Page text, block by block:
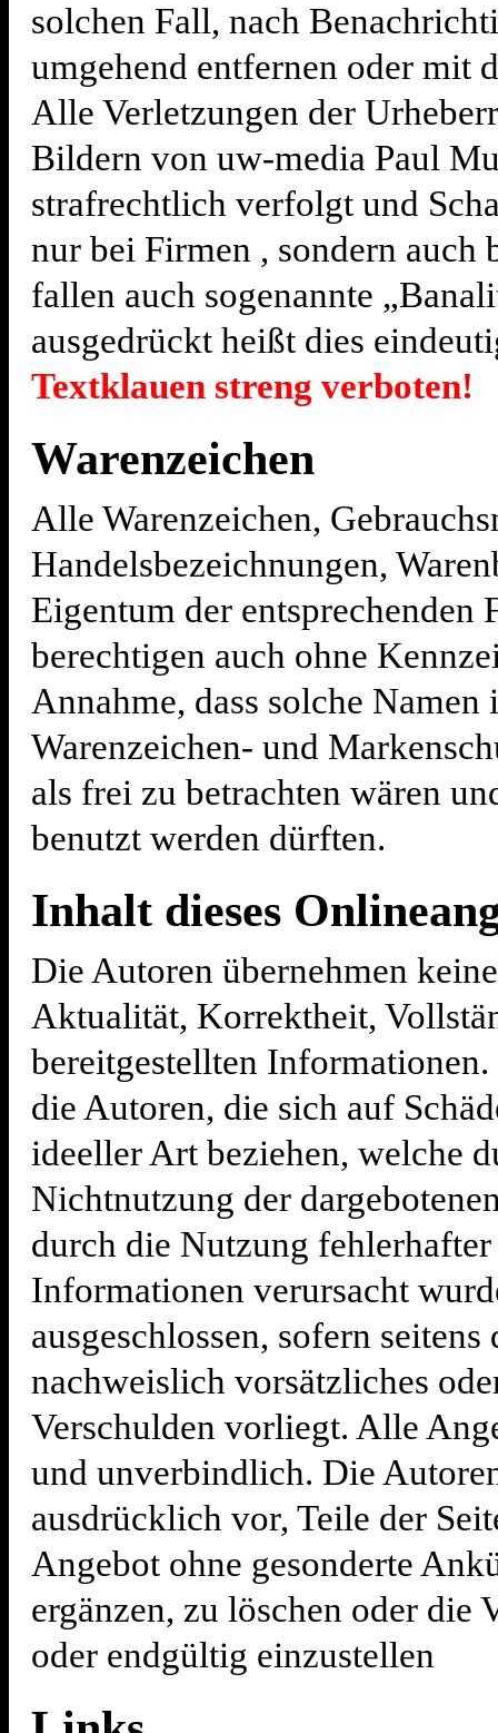
solchen Fall, nach
umgehend entfernen oder mit
Alle Verletzungen der
Bildern von uw-media Paul
strafrechtlich verfolgt und
nur bei Firmen , sondern auch
fallen auch sogenannte
ausgedrückt heißt dies
Textklauen streng verboten!
Warenzeichen
Alle Warenzeichen,
Handelsbezeichnungen,
Eigentum der entsprechenden
berechtigen auch ohne
Annahme, dass solche Namen
Warenzeichen- und
als frei zu betrachten wären
benutzt werden dürften.
Inhalt dieses
Die Autoren übernehmen
Aktualität, Korrektheit,
bereitgestellten
die Autoren, die sich auf
ideeller Art beziehen, welche
Nichtnutzung der
durch die Nutzung
Informationen verursacht
ausgeschlossen, sofern
nachweislich vorsätzliches
Verschulden vorliegt. Alle
und unverbindlich. Die
ausdrücklich vor, Teile der
Angebot ohne gesonderte
ergänzen, zu löschen oder die
oder endgültig einzustellen